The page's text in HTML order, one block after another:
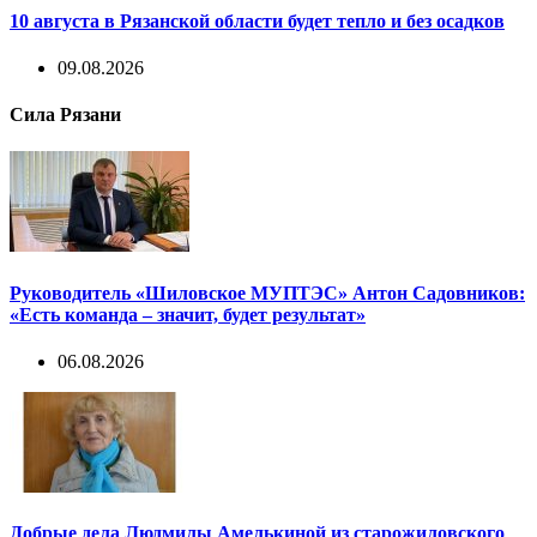
10 августа в Рязанской области будет тепло и без осадков
09.08.2026
Сила Рязани
Руководитель «Шиловское МУПТЭС» Антон Садовников:
«Есть команда – значит, будет результат»
06.08.2026